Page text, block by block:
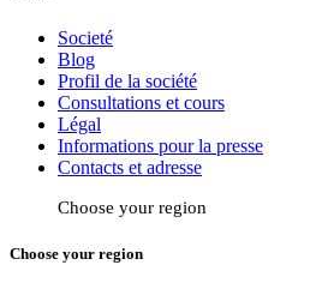
Societé
Blog
Profil de la société
Consultations et cours
Légal
Informations pour la presse
Contacts et adresse
Choose your region
Choose your region